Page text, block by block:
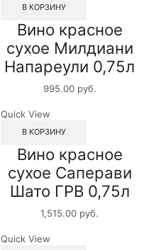
В КОРЗИНУ
Вино красное
сухое Милдиани
Напареули 0,75л
995.00 руб.
Quick View
В КОРЗИНУ
Вино красное
сухое Саперави
Шато ГРВ 0,75л
1,515.00 руб.
Quick View